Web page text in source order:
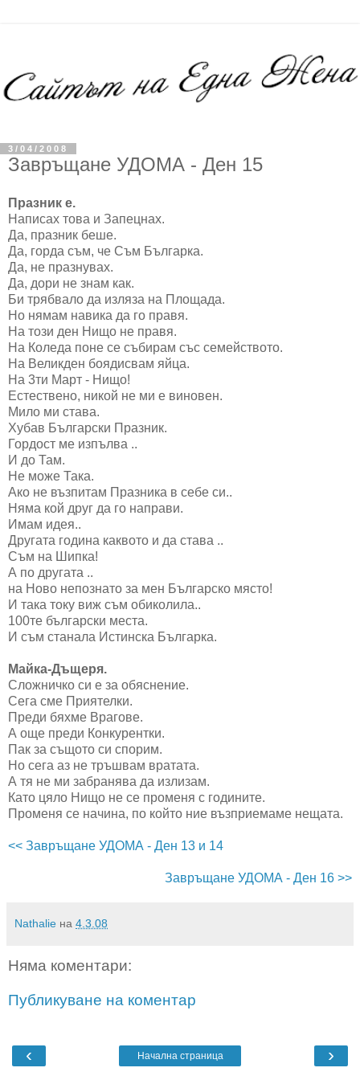
3/04/2008
Завръщане УДОМА - Ден 15
Празник е.
Написах това и Запецнах.
Да, празник беше.
Да, горда съм, че Съм Българка.
Да, не празнувах.
Да, дори не знам как.
Би трябвало да изляза на Площада.
Но нямам навика да го правя.
На този ден Нищо не правя.
На Коледа поне се събирам със семейството.
На Великден боядисвам яйца.
На 3ти Март - Нищо!
Естествено, никой не ми е виновен.
Мило ми става.
Хубав Български Празник.
Гордост ме изпълва ..
И до Там.
Не може Така.
Ако не възпитам Празника в себе си..
Няма кой друг да го направи.
Имам идея..
Другата година каквото и да става ..
Съм на Шипка!
А по другата ..
на Ново непознато за мен Българско място!
И така току виж съм обиколила..
100те български места.
И съм станала Истинска Българка.
Майка-Дъщеря.
Сложничко си е за обяснение.
Сега сме Приятелки.
Преди бяхме Врагове.
А още преди Конкурентки.
Пак за същото си спорим.
Но сега аз не тръшвам вратата.
А тя не ми забранява да излизам.
Като цяло Нищо не се променя с годините.
Променя се начина, по който ние възприемаме нещата.
<< Завръщане УДОМА - Ден 13 и 14
Завръщане УДОМА - Ден 16 >>
Nathalie на 4.3.08
Няма коментари:
Публикуване на коментар
‹ ›
Начална страница